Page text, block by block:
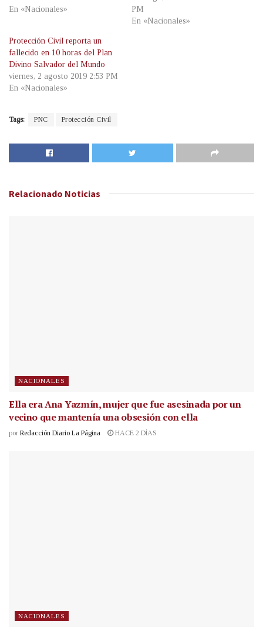
En «Nacionales»
PM
En «Nacionales»
Protección Civil reporta un
fallecido en 10 horas del Plan
Divino Salvador del Mundo
viernes, 2 agosto 2019 2:53 PM
En «Nacionales»
Tags: PNC Protección Civil
Relacionado Noticias
NACIONALES
Ella era Ana Yazmín, mujer que fue asesinada por un
vecino que mantenía una obsesión con ella
por Redacción Diario La Página HACE 2 DÍAS
NACIONALES